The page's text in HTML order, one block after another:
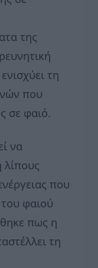
της
τη
που
σε φαιό.
να
λίπους
που
φαιού
πως η
τη